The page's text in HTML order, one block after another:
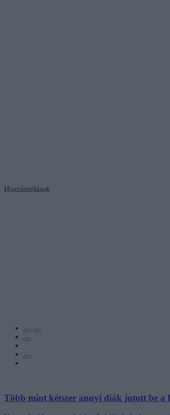
Hozzászólások
Több mint kétszer annyi diák jutott be a